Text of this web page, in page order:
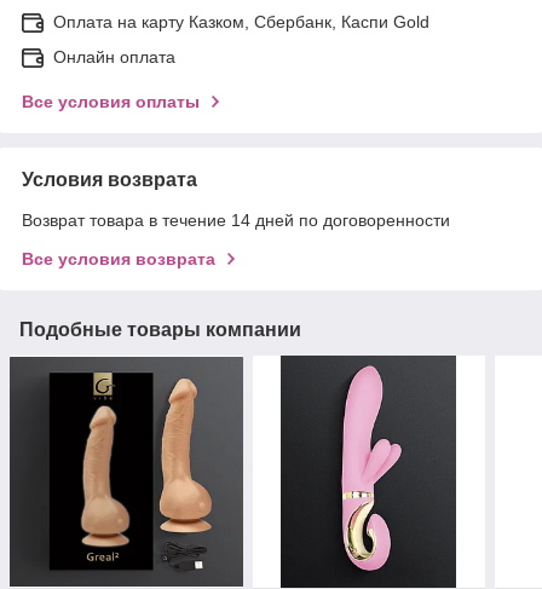
Оплата на карту Казком, Сбербанк, Каспи Gold
Онлайн оплата
Все условия оплаты
Условия возврата
Возврат товара в течение 14 дней по договоренности
Все условия возврата
Подобные товары компании